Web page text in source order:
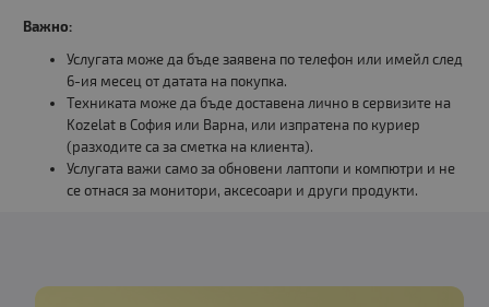
Важно:
Услугата може да бъде заявена по телефон или имейл след
6-ия месец от датата на покупка.
Техниката може да бъде доставена лично в сервизите на
Kozelat в София или Варна, или изпратена по куриер
(разходите са за сметка на клиента).
Услугата важи само за обновени лаптопи и компютри и не
се отнася за монитори, аксесоари и други продукти.